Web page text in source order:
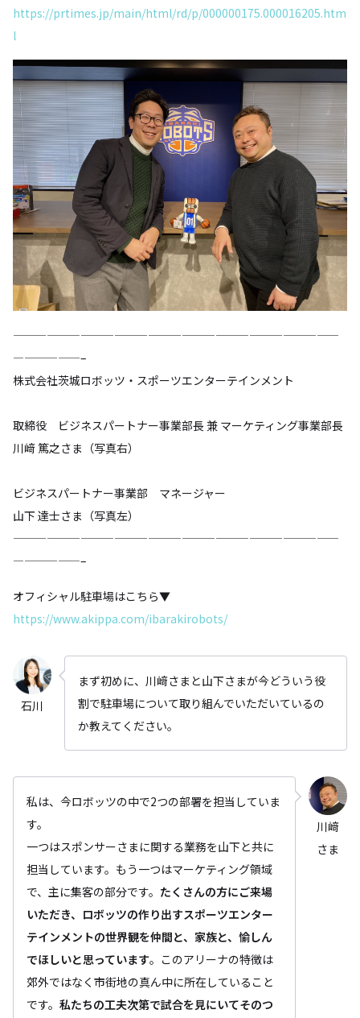
https://prtimes.jp/main/html/rd/p/000000175.000016205.htm
l
—————————————————————————————
——————–
株式会社茨城ロボッツ・スポーツエンターテインメント
取締役 ビジネスパートナー事業部長 兼 マーケティング事業部長
川﨑 篤之さま（写真右）
ビジネスパートナー事業部 マネージャー
山下 達士さま（写真左）
—————————————————————————————
——————–
オフィシャル駐車場はこちら▼
https://www.akippa.com/ibarakirobots/
石川
まず初めに、川﨑さまと山下さまが今どういう役
割で駐車場について取り組んでいただいているの
か教えてください。
私は、今ロボッツの中で2つの部署を担当していま
す。
一つはスポンサーさまに関する業務を山下と共に
担当しています。もう一つはマーケティング領域
で、主に集客の部分です。 たくさんの方にご来場
いただき、ロボッツの作り出すスポーツエンター
テインメントの世界観を仲間と、家族と、愉しん
でほしいと思っています。このアリーナの特徴は
郊外ではなく市街地の真ん中に所在していること
です。 私たちの工夫次第で試合を見にいてそのつ
川﨑
さま